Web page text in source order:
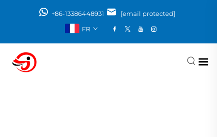
+86-13386448931
[email protected]
FR